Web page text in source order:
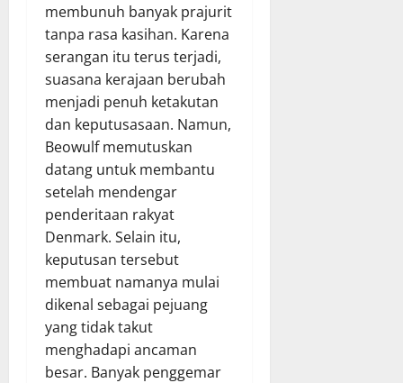
membunuh banyak prajurit
tanpa rasa kasihan. Karena
serangan itu terus terjadi,
suasana kerajaan berubah
menjadi penuh ketakutan
dan keputusasaan. Namun,
Beowulf memutuskan
datang untuk membantu
setelah mendengar
penderitaan rakyat
Denmark. Selain itu,
keputusan tersebut
membuat namanya mulai
dikenal sebagai pejuang
yang tidak takut
menghadapi ancaman
besar. Banyak penggemar